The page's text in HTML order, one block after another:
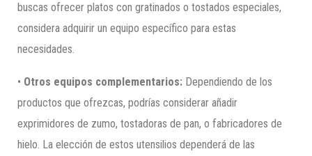
buscas ofrecer platos con gratinados o tostados especiales,
considera adquirir un equipo específico para estas
necesidades.
• Otros equipos complementarios: Dependiendo de los
productos que ofrezcas, podrías considerar añadir
exprimidores de zumo, tostadoras de pan, o fabricadores de
hielo. La elección de estos utensilios dependerá de las